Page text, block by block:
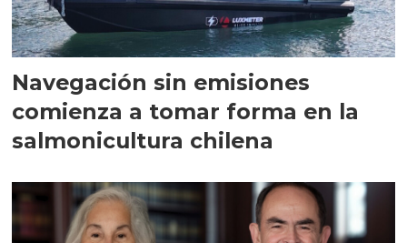
Navegación sin emisiones
comienza a tomar forma en la
salmonicultura chilena